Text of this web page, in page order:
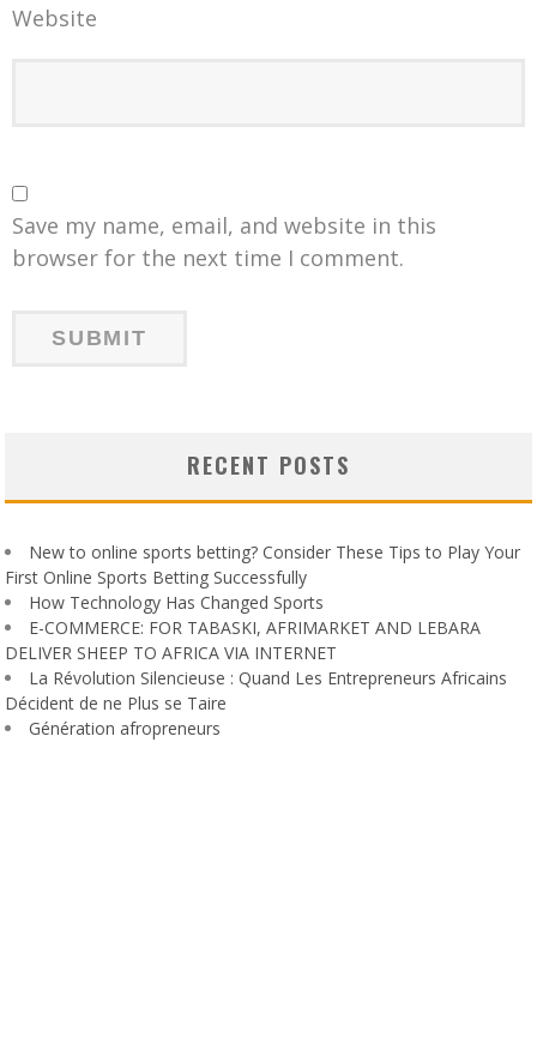
Website
Save my name, email, and website in this
browser for the next time I comment.
RECENT POSTS
New to online sports betting? Consider These Tips to Play Your
First Online Sports Betting Successfully
How Technology Has Changed Sports
E-COMMERCE: FOR TABASKI, AFRIMARKET AND LEBARA
DELIVER SHEEP TO AFRICA VIA INTERNET
La Révolution Silencieuse : Quand Les Entrepreneurs Africains
Décident de ne Plus se Taire
Génération afropreneurs